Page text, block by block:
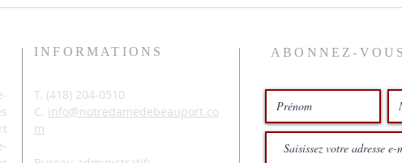
INFORMATIONS
T. (418) 204-0510
C. info@notredamedebeauport.co
m
ABONNEZ-